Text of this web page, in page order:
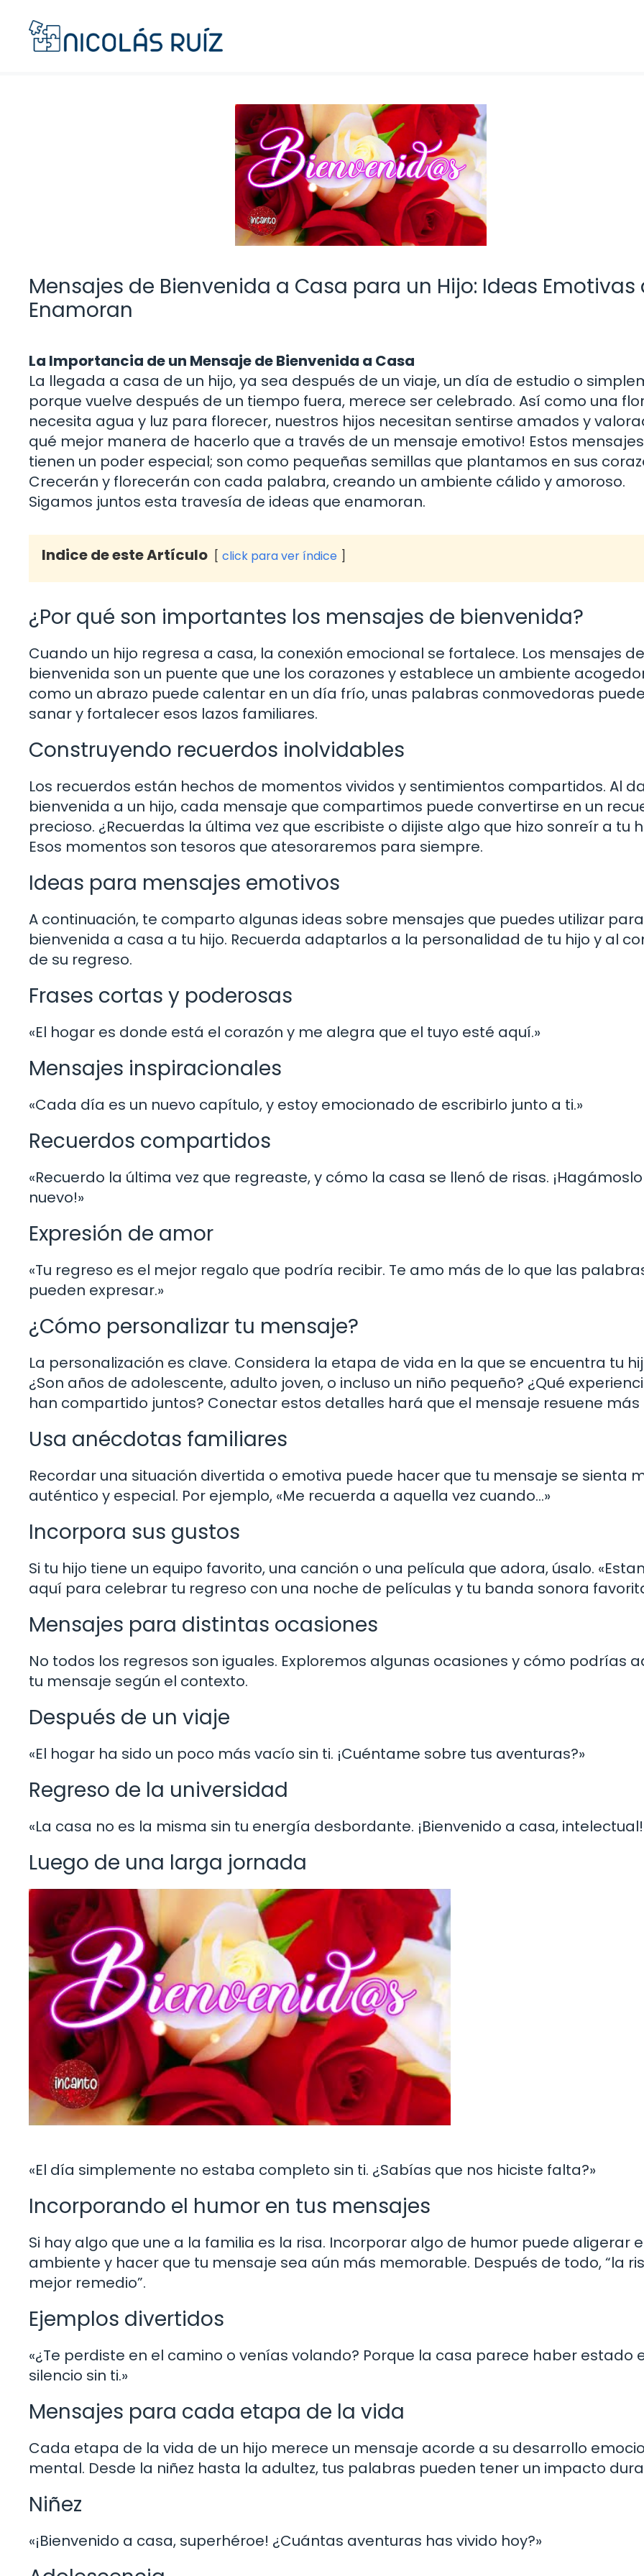
contenido
Mensajes de Bienvenida a Casa para un Hijo: Ideas Emotivas
Enamoran
La Importancia de un Mensaje de Bienvenida a Casa
La llegada a casa de un hijo, ya sea después de un viaje, un día de estudio o
porque vuelve después de un tiempo fuera, merece ser celebrado. Así como una
necesita agua y luz para florecer, nuestros hijos necesitan sentirse amados y
qué mejor manera de hacerlo que a través de un mensaje emotivo! Estos mensajes
tienen un poder especial; son como pequeñas semillas que plantamos en sus
Crecerán y florecerán con cada palabra, creando un ambiente cálido y amoroso.
Sigamos juntos esta travesía de ideas que enamoran.
Indice de este Artículo click para ver índice
¿Por qué son importantes los mensajes de bienvenida?
Cuando un hijo regresa a casa, la conexión emocional se fortalece. Los mensajes de
bienvenida son un puente que une los corazones y establece un ambiente
como un abrazo puede calentar en un día frío, unas palabras conmovedoras
sanar y fortalecer esos lazos familiares.
Construyendo recuerdos inolvidables
Los recuerdos están hechos de momentos vividos y sentimientos compartidos. Al
bienvenida a un hijo, cada mensaje que compartimos puede convertirse en un
precioso. ¿Recuerdas la última vez que escribiste o dijiste algo que hizo sonreír a tu
Esos momentos son tesoros que atesoraremos para siempre.
Ideas para mensajes emotivos
A continuación, te comparto algunas ideas sobre mensajes que puedes utilizar
bienvenida a casa a tu hijo. Recuerda adaptarlos a la personalidad de tu hijo y al
de su regreso.
Frases cortas y poderosas
«El hogar es donde está el corazón y me alegra que el tuyo esté aquí.»
Mensajes inspiracionales
«Cada día es un nuevo capítulo, y estoy emocionado de escribirlo junto a ti.»
Recuerdos compartidos
«Recuerdo la última vez que regreaste, y cómo la casa se llenó de risas.
nuevo!»
Expresión de amor
«Tu regreso es el mejor regalo que podría recibir. Te amo más de lo que las
pueden expresar.»
¿Cómo personalizar tu mensaje?
La personalización es clave. Considera la etapa de vida en la que se encuentra tu
¿Son años de adolescente, adulto joven, o incluso un niño pequeño? ¿Qué
han compartido juntos? Conectar estos detalles hará que el mensaje resuene más
Usa anécdotas familiares
Recordar una situación divertida o emotiva puede hacer que tu mensaje se sienta
auténtico y especial. Por ejemplo, «Me recuerda a aquella vez cuando…»
Incorpora sus gustos
Si tu hijo tiene un equipo favorito, una canción o una película que adora, úsalo.
aquí para celebrar tu regreso con una noche de películas y tu banda sonora
Mensajes para distintas ocasiones
No todos los regresos son iguales. Exploremos algunas ocasiones y cómo podrías
tu mensaje según el contexto.
Después de un viaje
«El hogar ha sido un poco más vacío sin ti. ¡Cuéntame sobre tus aventuras?»
Regreso de la universidad
«La casa no es la misma sin tu energía desbordante. ¡Bienvenido a casa,
Luego de una larga jornada
«El día simplemente no estaba completo sin ti. ¿Sabías que nos hiciste falta?»
Incorporando el humor en tus mensajes
Si hay algo que une a la familia es la risa. Incorporar algo de humor puede aligerar
ambiente y hacer que tu mensaje sea aún más memorable. Después de todo, “la
mejor remedio”.
Ejemplos divertidos
«¿Te perdiste en el camino o venías volando? Porque la casa parece haber estado
silencio sin ti.»
Mensajes para cada etapa de la vida
Cada etapa de la vida de un hijo merece un mensaje acorde a su desarrollo
mental. Desde la niñez hasta la adultez, tus palabras pueden tener un impacto
Niñez
«¡Bienvenido a casa, superhéroe! ¿Cuántas aventuras has vivido hoy?»